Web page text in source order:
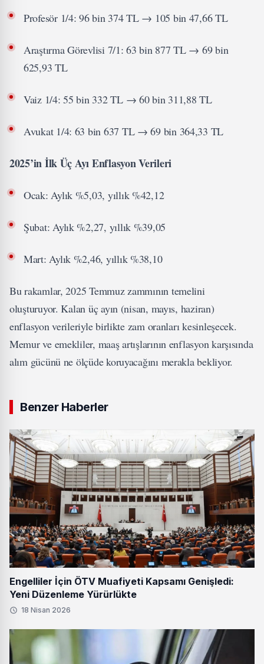
Profesör 1/4: 96 bin 374 TL → 105 bin 47,66 TL
Araştırma Görevlisi 7/1: 63 bin 877 TL → 69 bin
625,93 TL
Vaiz 1/4: 55 bin 332 TL → 60 bin 311,88 TL
Avukat 1/4: 63 bin 637 TL → 69 bin 364,33 TL
2025’in İlk Üç Ayı Enflasyon Verileri
Ocak: Aylık %5,03, yıllık %42,12
Şubat: Aylık %2,27, yıllık %39,05
Mart: Aylık %2,46, yıllık %38,10
Bu rakamlar, 2025 Temmuz zammının temelini
oluşturuyor. Kalan üç ayın (nisan, mayıs, haziran)
enflasyon verileriyle birlikte zam oranları kesinleşecek.
Memur ve emekliler, maaş artışlarının enflasyon karşısında
alım gücünü ne ölçüde koruyacağını merakla bekliyor.
Benzer Haberler
Engelliler İçin ÖTV Muafiyeti Kapsamı Genişledi:
Yeni Düzenleme Yürürlükte
18 Nisan 2026